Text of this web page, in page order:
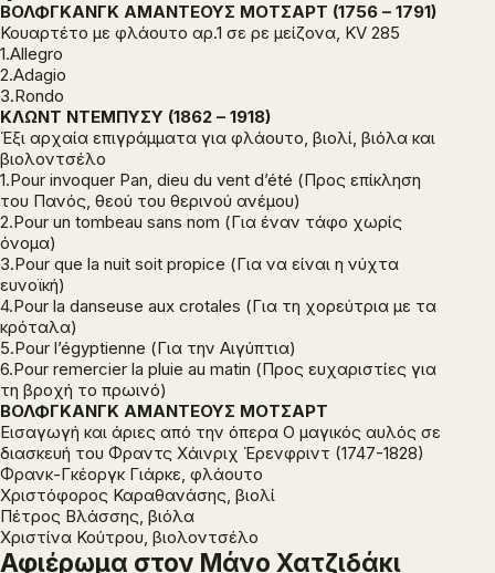
ΒΟΛΦΓΚΑΝΓΚ ΑΜΑΝΤΕΟΥΣ ΜΟΤΣΑΡΤ (1756 – 1791)
Κουαρτέτο με φλάουτο αρ.1 σε ρε μείζονα, KV 285
1.Allegro
2.Adagio
3.Rondo
KΛΩΝΤ ΝΤΕΜΠΥΣΥ (1862 – 1918)
Έξι αρχαία επιγράμματα για φλάουτο, βιολί, βιόλα και
βιολοντσέλο
1.Pour invoquer Pan, dieu du vent d’été (Προς επίκληση
του Πανός, θεού του θερινού ανέμου)
2.Pour un tombeau sans nom (Για έναν τάφο χωρίς
όνομα)
3.Pour que la nuit soit propice (Για να είναι η νύχτα
ευνοϊκή)
4.Pour la danseuse aux crotales (Για τη χορεύτρια με τα
κρόταλα)
5.Pour l’égyptienne (Για την Αιγύπτια)
6.Pour remercier la pluie au matin (Προς ευχαριστίες για
τη βροχή το πρωινό)
ΒΟΛΦΓΚΑΝΓΚ ΑΜΑΝΤΕΟΥΣ ΜΟΤΣΑΡΤ
Εισαγωγή και άριες από την όπερα Ο μαγικός αυλός σε
διασκευή του Φραντς Χάινριχ Έρενφριντ (1747-1828)
Φρανκ-Γκέοργκ Γιάρκε, φλάουτο
Χριστόφορος Καραθανάσης, βιολί
Πέτρος Βλάσσης, βιόλα
Χριστίνα Κούτρου, βιολοντσέλο
Αφιέρωμα στον Μάνο Χατζιδάκι